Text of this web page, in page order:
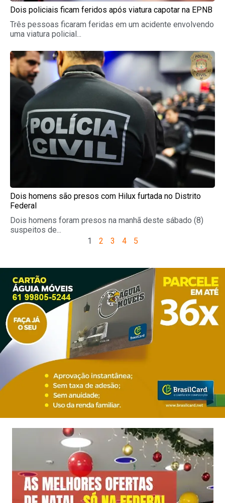
Dois policiais ficam feridos após viatura capotar na EPNB
Três pessoas ficaram feridas em um acidente envolvendo
uma viatura policial...
Dois homens são presos com Hilux furtada no Distrito
Federal
Dois homens foram presos na manhã deste sábado (8)
suspeitos de...
1 2 3 4 5